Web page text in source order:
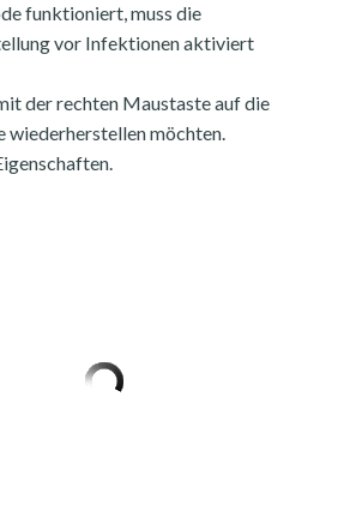
funktioniert, muss die
vor Infektionen aktiviert
der rechten Maustaste auf die
wiederherstellen möchten.